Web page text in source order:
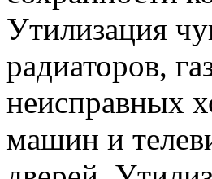
Утилизация
радиаторов,
неисправных
машин и